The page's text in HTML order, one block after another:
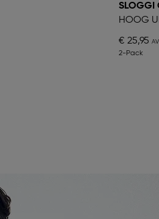
SLOGGI
HOOG
€ 25,95
2-Pack